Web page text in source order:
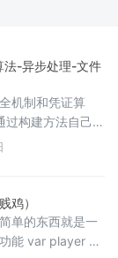
法-异步处理-文件
机制和凭证算
构建方法自己定
七牛APi的烦恼，
鸡）
单的东西就是一
=